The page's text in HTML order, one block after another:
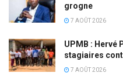
grogne
7 AOÛT 2026
UPMB : Hervé
stagiaires
7 AOÛT 2026